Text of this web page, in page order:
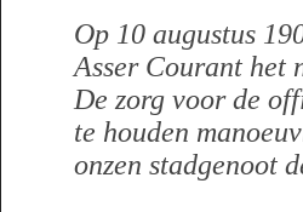
Op 10 augustus
Asser Courant het
De zorg voor de
te houden
onzen stadgenoot